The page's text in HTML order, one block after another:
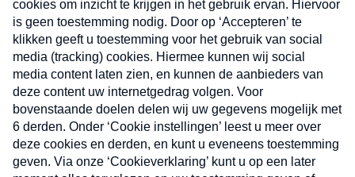
Nieuwsbrief
Neem hier een gratis abonnement op onze